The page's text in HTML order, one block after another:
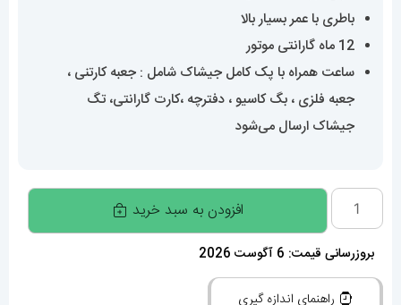
باطری با عمر بسیار بالا
12 ماه گارانتی موتور
ساعت همراه با پک کامل جیشاک شامل : جعبه کارتنی ،
جعبه فلزی ، بگ کاسیو ، دفترچه ،کارت گارانتی، تگ
جیشاک ارسال می‌شود
ساعت
مچی
کاسیو
جی
افزودن به سبد خرید
بروزرسانی قیمت: 6 آگوست 2026
راهنمای اندازه گیری